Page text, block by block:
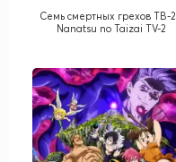
Семь смертных грехов ТВ-
Nanatsu no Taizai TV-2